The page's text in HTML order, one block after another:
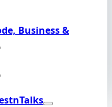
Business &